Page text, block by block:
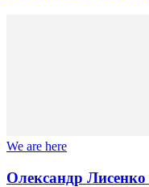
We are here
Олександр Лисенко